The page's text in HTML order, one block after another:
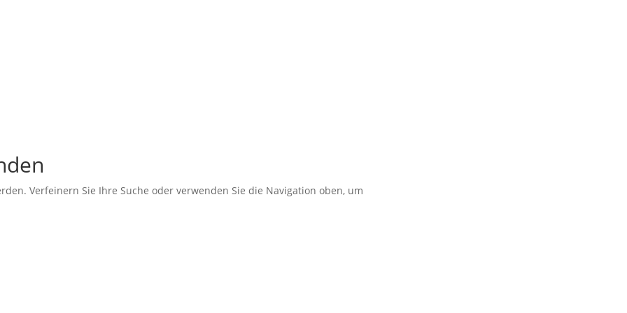
Verfeinern Sie Ihre Suche oder verwenden Sie die Navigation oben, um